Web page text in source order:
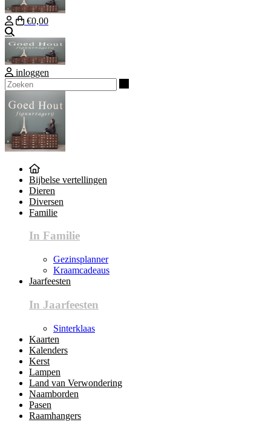
€0,00
inloggen
Bijbelse vertellingen
Dieren
Diversen
Familie
In Familie
Gezinsplanner
Kraamcadeaus
Jaarfeesten
In Jaarfeesten
Sinterklaas
Kaarten
Kalenders
Kerst
Lampen
Land van Verwondering
Naamborden
Pasen
Raamhangers